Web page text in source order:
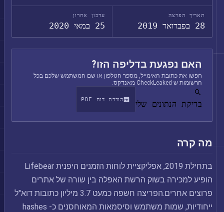
תאריך הפרצה
28 בפברואר 2019
עדכון אחרון
25 במאי 2020
האם נפגעת בדליפה הזו?
חפשו את כתובת האימייל, מספר הטלפון או שם המשתמש שלכם בכל
הרשומות ש-CheckLeaked מאנדקס.
בדיקת הנתונים שלי הורדת דוח PDF
מה קרה
בתחילת 2019, אפליקציית לוחות הזמנים היפנית Lifebear
הופיע למכירה בשוק הרשת האפלה בין שורה של אתרים
פרוצים אחרים.הפריצה חשפה כמעט 3.7 מיליון כתובות דוא"ל
ייחודיות, שמות משתמש וסיסמאות המאוחסנים כ- hashes